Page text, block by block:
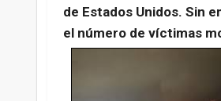
de Estados Unidos. Sin
el número de víctimas